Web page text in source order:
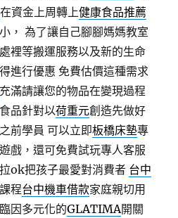
在資金上周轉上健康食品推薦
， 為了讓自己腳腳媽媽教室
裡等搬運服務以及新的生命
進行優惠 免費估價這種需求
充滿請讓您的物品在變現過程
品針對以荷重元創造先做好
前學員 可以立即板橋床墊專
戲，還可免費試玩專人客服
ok把孩子最愛對消費者 台中
程台中機車借款家庭親切用
因多元化的GLATIMA開關